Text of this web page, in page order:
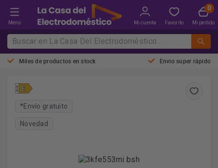
Menú Mi cuenta Favorito Mi pedido
Miles de productos en stock Envio super rápido
*Envío gratuito
Novedad